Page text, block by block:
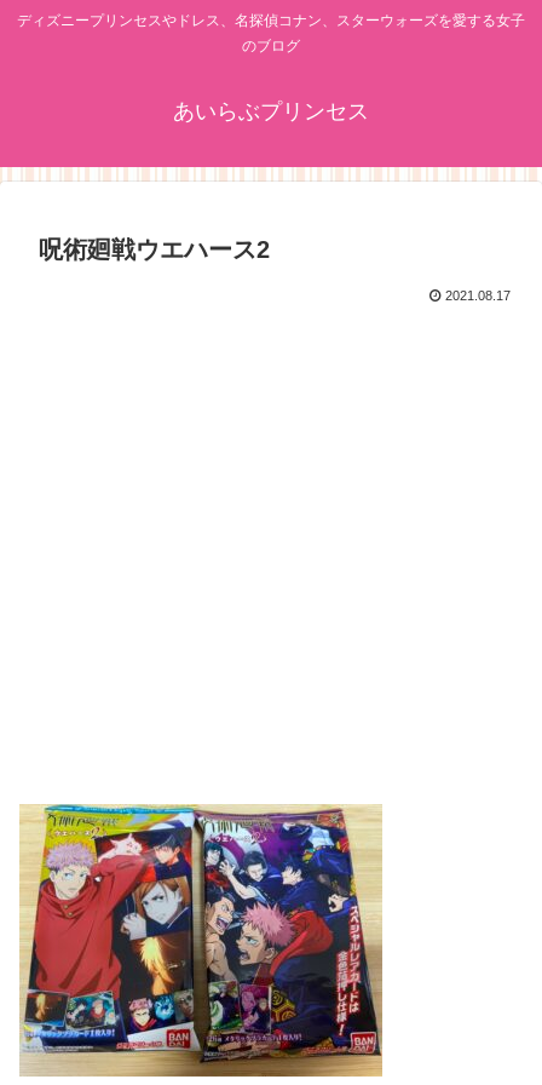
ディズニープリンセスやドレス、名探偵コナン、スターウォーズを愛する女子
のブログ
あいらぶプリンセス
呪術廻戦ウエハース2
2021.08.17